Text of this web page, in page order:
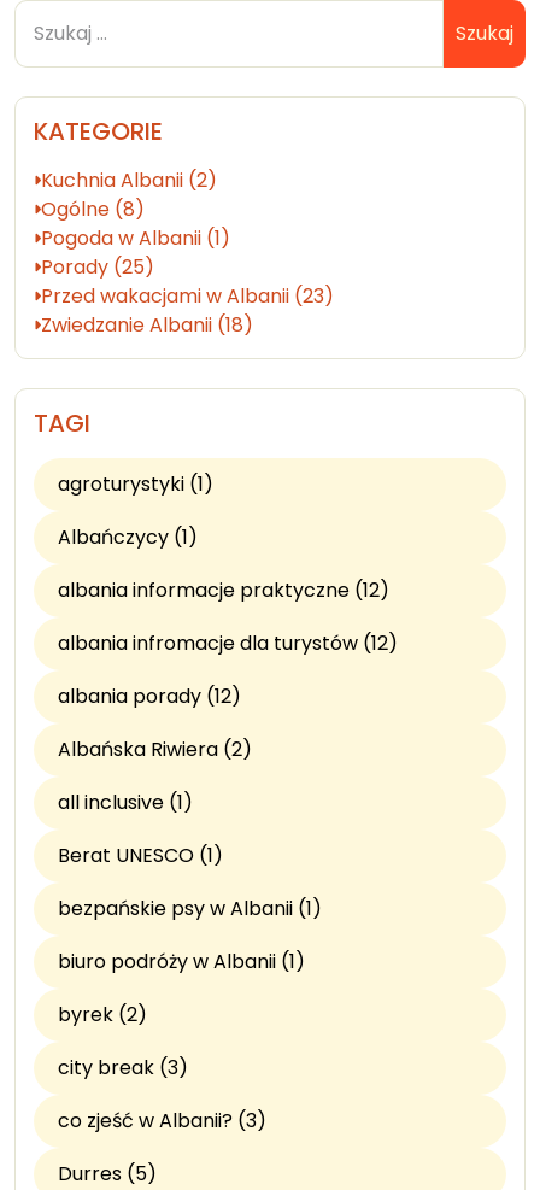
Szukaj
KATEGORIE
Kuchnia Albanii (2)
Ogólne (8)
Pogoda w Albanii (1)
Porady (25)
Przed wakacjami w Albanii (23)
Zwiedzanie Albanii (18)
TAGI
agroturystyki (1)
Albańczycy (1)
albania informacje praktyczne (12)
albania infromacje dla turystów (12)
albania porady (12)
Albańska Riwiera (2)
all inclusive (1)
Berat UNESCO (1)
bezpańskie psy w Albanii (1)
biuro podróży w Albanii (1)
byrek (2)
city break (3)
co zjeść w Albanii? (3)
Durres (5)